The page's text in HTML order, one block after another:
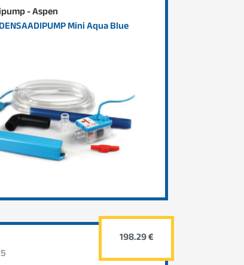
- Aspen
Mini Aqua Blue
198.29 €